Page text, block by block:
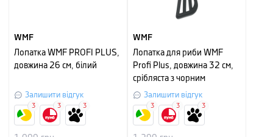
WMF
Лопатка WMF PROFI PLUS,
довжина 26 см, білий
Залишити відгук
3 3 3
WMF
Лопатка для риби WMF
Profi Plus, довжина 32 см,
срібляста з чорним
Залишити відгук
3 3 3